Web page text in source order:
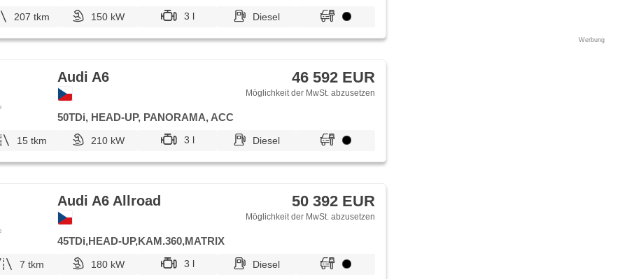
207 tkm 150 kW 3 l Diesel
Audi A6 46 592 EUR
Möglichkeit der MwSt. abzusetzen
50TDi, HEAD-UP, PANORAMA, ACC
15 tkm 210 kW 3 l Diesel
Audi A6 Allroad 50 392 EUR
Möglichkeit der MwSt. abzusetzen
45TDi,HEAD-UP,KAM.360,MATRIX
7 tkm 180 kW 3 l Diesel
Werbung